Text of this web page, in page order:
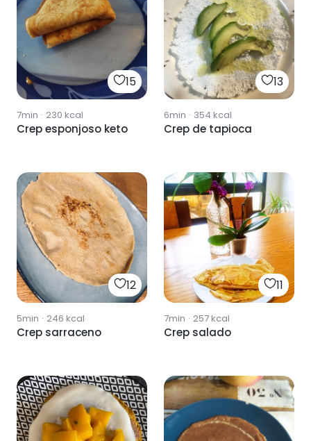
15
7min · 230 kcal
Crep esponjoso keto
13
6min · 354 kcal
Crep de tapioca
12
5min · 246 kcal
Crep sarraceno
11
7min · 257kcal
Crep salado